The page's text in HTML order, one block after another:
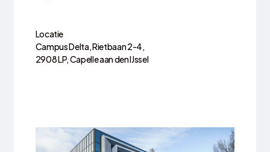
Locatie
Campus Delta, Rietbaan 2-4,
2908 LP, Capelle aan den IJssel